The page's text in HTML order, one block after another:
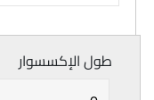
طول الإكسسوار